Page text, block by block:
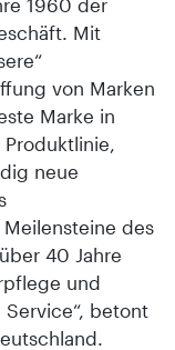
Mit
von Marken
Marke in
neue
Meilensteine des
40 Jahre
und
betont